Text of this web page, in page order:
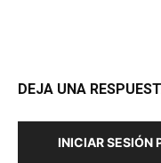
DEJA UNA
INICIAR SESIÓN